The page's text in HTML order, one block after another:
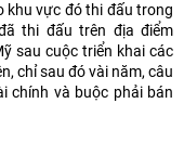
khu vực đó thi đấu trong
thi đấu trên địa điểm
sau cuộc triển khai các
chỉ sau đó vài năm, câu
chính và buộc phải bán